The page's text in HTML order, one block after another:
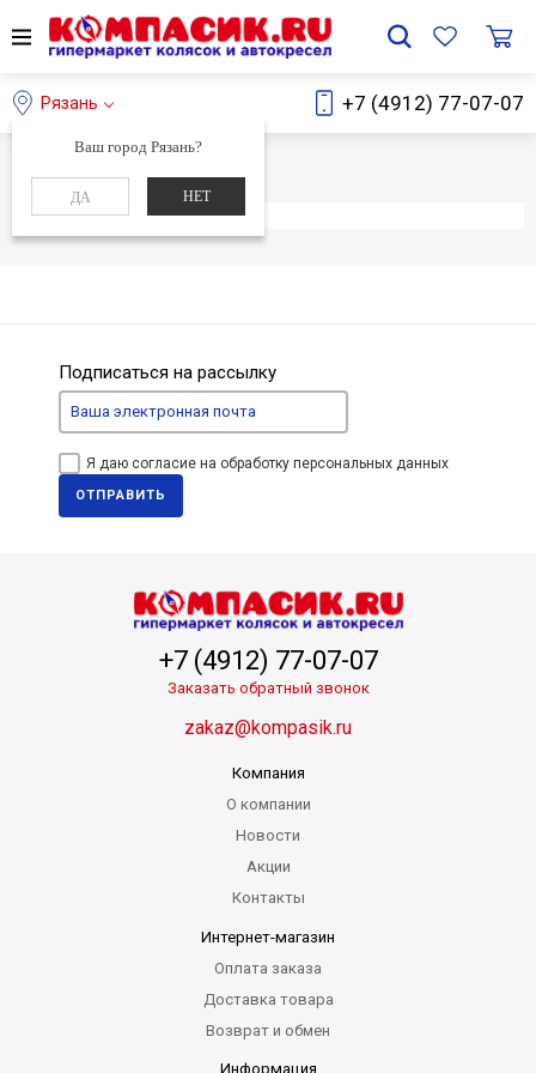
Рязань
Ваш город Рязань?
ДА НЕТ
+7 (4912) 77-07-07
Главная Каталог
Элемент не найден
Подписаться на рассылку
Я даю согласие на обработку персональных данных
ОТПРАВИТЬ
+7 (4912) 77-07-07
Заказать обратный звонок
zakaz@kompasik.ru
Компания
О компании
Новости
Акции
Контакты
Интернет-магазин
Оплата заказа
Доставка товара
Возврат и обмен
Информация